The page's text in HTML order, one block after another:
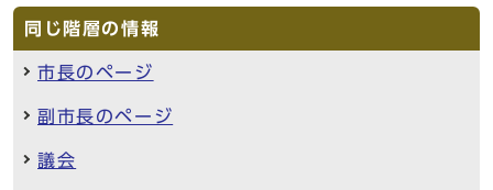
同じ階層の情報
市長のページ
副市長のページ
議会